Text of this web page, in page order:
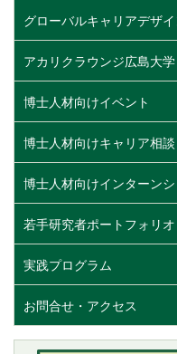
グローバルキャリアデザ
アカリクラウンジ広島大学
博士人材向けイベント
博士人材向けキャリア相談
博士人材向けインターン
若手研究者ポートフォリ
実践プログラム
お問合せ・アクセス